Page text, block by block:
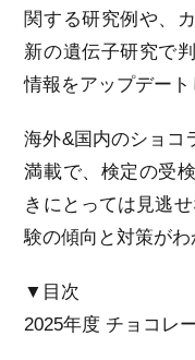
関する研究例や、
新の遺伝子研究で
情報をアップデート
海外&国内のショコ
満載で、検定の受
きにとっては見逃
験の傾向と対策がわ
▼目次
2025年度 チョコレ